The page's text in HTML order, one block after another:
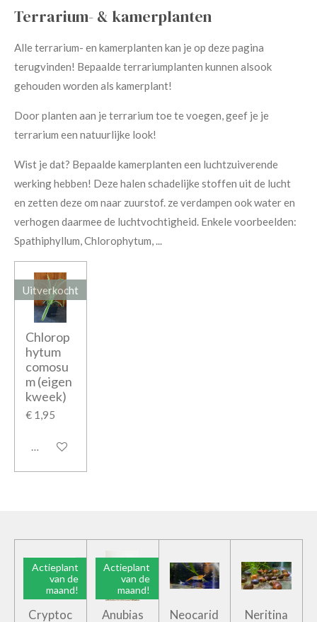
Terrarium- & kamerplanten
Alle terrarium- en kamerplanten kan je op deze pagina
terugvinden! Bepaalde terrariumplanten kunnen alsook
gehouden worden als kamerplant!
Door planten aan je terrarium toe te voegen, geef je je
terrarium een natuurlijke look!
Wist je dat? Bepaalde kamerplanten een luchtzuiverende
werking hebben! Deze halen schadelijke stoffen uit de lucht
en zetten deze om naar zuurstof. ze verdampen ook water en
verhogen daarmee de luchtvochtigheid. Enkele voorbeelden:
Spathiphyllum, Chlorophytum, ...
Uitverkocht
Chlorop
hytum
comosu
m (eigen
kweek)
€ 1,95
Houd mij op de hoogte
Actieplant
van de
maand!
Cryptoc
Actieplant
van de
maand!
Anubias
Neocarid
Neritina